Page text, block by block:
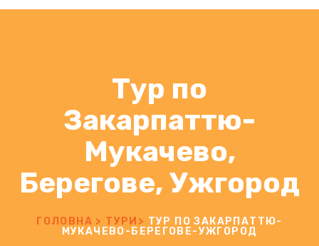
Тур по
Закарпаттю-
Мукачево,
Берегове, Ужгород
ГОЛОВНА > ТУРИ > ТУР ПО ЗАКАРПАТТЮ-
МУКАЧЕВО-БЕРЕГОВЕ-УЖГОРОД